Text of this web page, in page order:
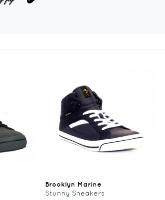
Brooklyn Marine
Stunny Sneakers